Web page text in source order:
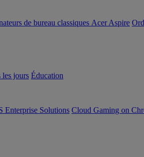
de bureau classiques Acer Aspire
les jours Éducation
Enterprise Solutions Cloud Gaming on